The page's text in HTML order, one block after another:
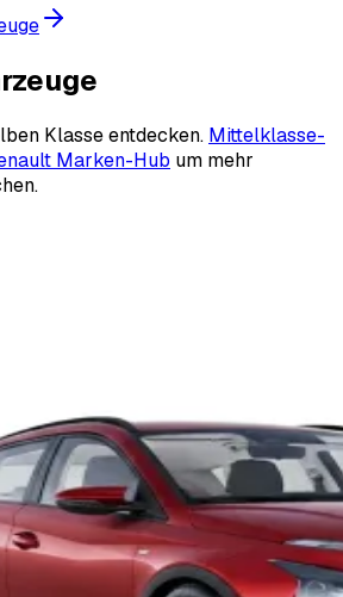
Klasse entdecken. Mittelklasse-
Marken-Hub um mehr